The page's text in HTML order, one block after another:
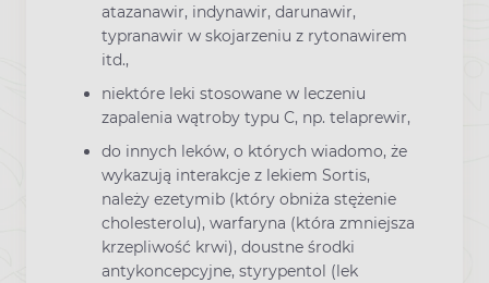
atazanawir, indynawir, darunawir,
typranawir w skojarzeniu z rytonawirem
itd.,
niektóre leki stosowane w leczeniu
zapalenia wątroby typu C, np. telaprewir,
do innych leków, o których wiadomo, że
wykazują interakcje z lekiem Sortis,
należy ezetymib (który obniża stężenie
cholesterolu), warfaryna (która zmniejsza
krzepliwość krwi), doustne środki
antykoncepcyjne, styrypentol (lek